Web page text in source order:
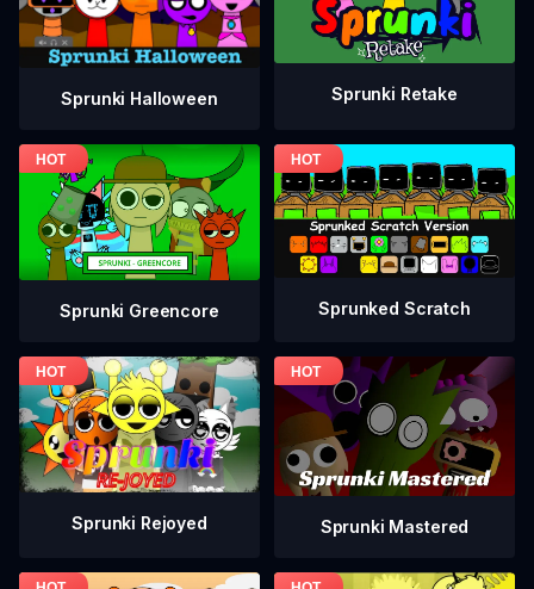
Sprunki Halloween Sprunki Retake
Sprunki Greencore Sprunked Scratch
Sprunki Rejoyed Sprunki Mastered